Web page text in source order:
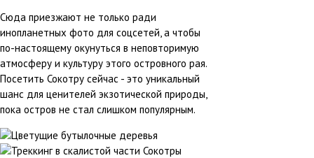
Сюда приезжают не только ради
инопланетных фото для соцсетей, а чтобы
по-настоящему окунуться в неповторимую
атмосферу и культуру этого островного рая.
Посетить Сокотру сейчас - это уникальный
шанс для ценителей экзотической природы,
пока остров не стал слишком популярным.